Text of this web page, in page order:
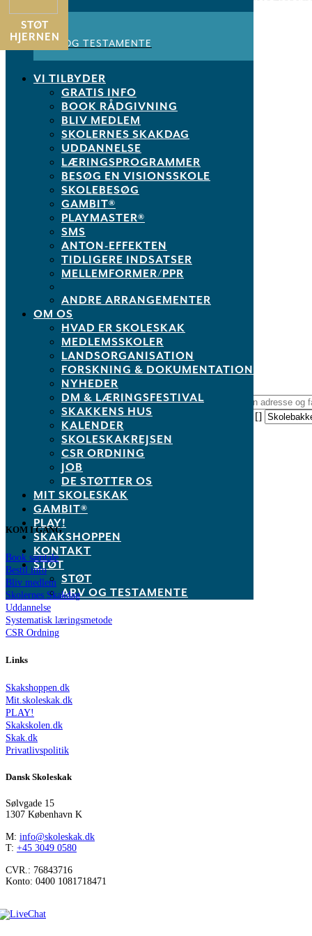
STØT
HJERNEN
STØT
ARV OG TESTAMENTE
VI TILBYDER
GRATIS INFO
BOOK RÅDGIVNING
BLIV MEDLEM
SKOLERNES SKAKDAG
UDDANNELSE
LÆRINGSPROGRAMMER
BESØG EN VISIONSSKOLE
SKOLEBESØG
GAMBIT®
PLAYMASTER®
SMS
ANTON-EFFEKTEN
TIDLIGERE INDSATSER
MELLEMFORMER/PPR
ANDRE ARRANGEMENTER
OM OS
HVAD ER SKOLESKAK
MEDLEMSSKOLER
LANDSORGANISATION
FORSKNING & DOKUMENTATION
NYHEDER
DM & LÆRINGSFESTIVAL
SKAKKENS HUS
KALENDER
SKOLESKAKREJSEN
CSR ORDNING
JOB
DE STØTTER OS
MIT SKOLESKAK
GAMBIT®
PLAY!
SKAKSHOPPEN
KONTAKT
STØT
STØT
ARV OG TESTAMENTE
SPØRGSMÅL
Kontaktplaymaster@skoleskak.dk.
DOWNLOAD INVITATION
Læs mere her
GoogleCal
Tidspunkt
15. januar 2025 9:00-14:00(GMT+01:00)
Lokation
Læringshuset
Skolebakken 1, 2640 Hedehusene
Other Events
Få Rutevejledning
Address - PLAYMASTER® Høje-Taastrup []
Destination Address - PLAYMASTER® Høje-Taastrup []
Sorry, the comment form is closed at this time.
KOM I GANG
Book samtale
Bestil info
Bliv medlem
Skolernes Skakdag
Uddannelse
Systematisk læringsmetode
CSR Ordning
Links
Skakshoppen.dk
Mit.skoleskak.dk
PLAY!
Skakskolen.dk
Skak.dk
Privatlivspolitik
Dansk Skoleskak
Sølvgade 15
1307 København K
M: info@skoleskak.dk
T: +45 3049 0580
CVR.: 76843716
Konto: 0400 1081718471